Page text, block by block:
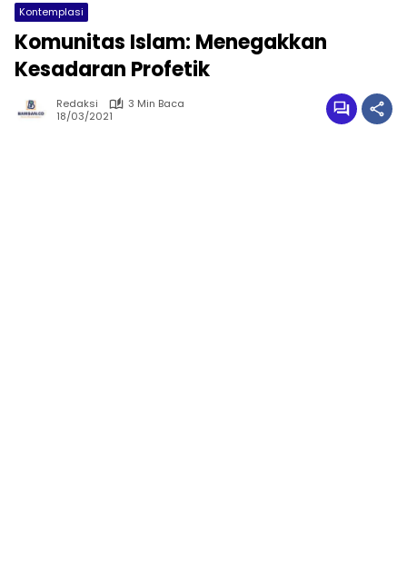
Kontemplasi
Komunitas Islam: Menegakkan
Kesadaran Profetik
Redaksi
3 Min Baca
18/03/2021